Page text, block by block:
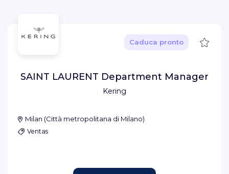
Kering
Caduca pronto
SAINT LAURENT Department Manager
Milan (Città metropolitana di Milano)
Ventas